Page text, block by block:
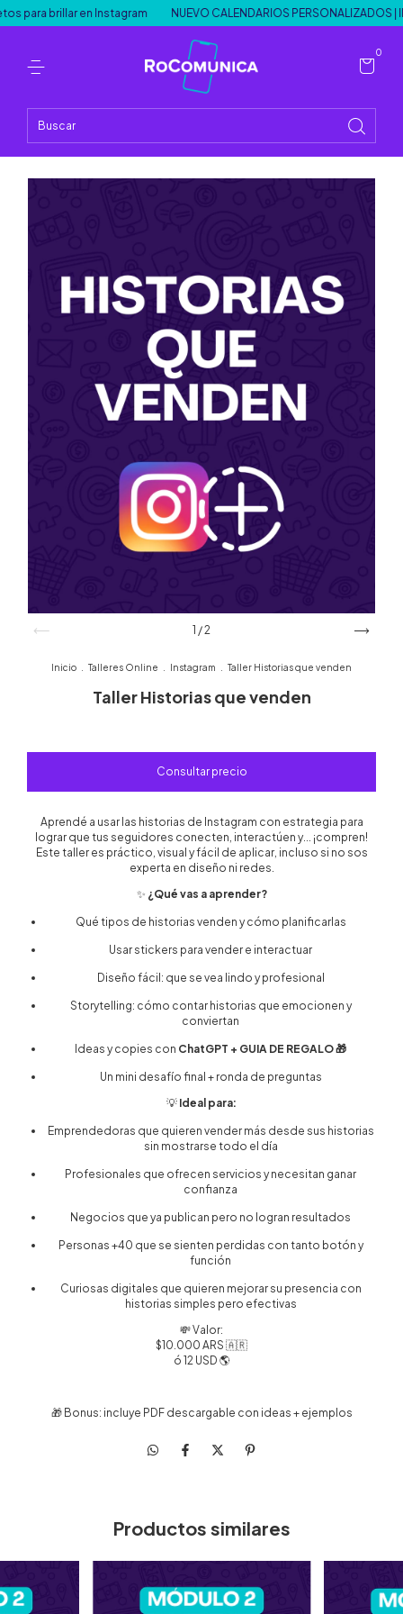
para brillar en Instagram NUEVO CALENDARIOS PERSONALIZADOS |
0
1 /2
Inicio Talleres Online Instagram Taller Historias que venden
Taller Historias que venden
Aprendé a usar las historias de Instagram con estrategia para
lograr que tus seguidores conecten, interactúen y... ¡compren!
Este taller es práctico, visual y fácil de aplicar, incluso si no sos
experta en diseño ni redes.
✨ ¿Qué vas a aprender?
Qué tipos de historias venden y cómo planificarlas
Usar stickers para vender e interactuar
Diseño fácil: que se vea lindo y profesional
Storytelling: cómo contar historias que emocionen y
conviertan
Ideas y copies con ChatGPT + GUIA DE REGALO 🎁
Un mini desafío final + ronda de preguntas
💡 Ideal para:
Emprendedoras que quieren vender más desde sus historias
sin mostrarse todo el día
Profesionales que ofrecen servicios y necesitan ganar
confianza
Negocios que ya publican pero no logran resultados
Personas +40 que se sienten perdidas con tanto botón y
función
Curiosas digitales que quieren mejorar su presencia con
historias simples pero efectivas
💸 Valor:
$10.000 ARS 🇦🇷
ó 12 USD 🌎
🎁 Bonus: incluye PDF descargable con ideas + ejemplos
Productos similares